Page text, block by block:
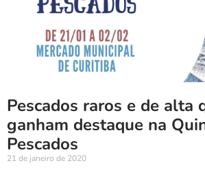
Pescados raros e de alta
ganham destaque na
Pescados
21 de janeiro de 2020